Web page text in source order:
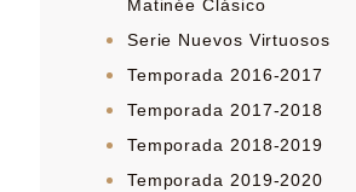
Matinée Clásico
Serie Nuevos Virtuosos
Temporada 2016-2017
Temporada 2017-2018
Temporada 2018-2019
Temporada 2019-2020